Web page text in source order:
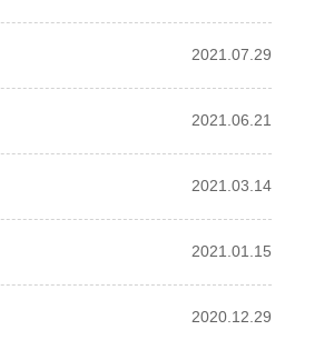
2021.07.29
2021.06.21
2021.03.14
2021.01.15
2020.12.29